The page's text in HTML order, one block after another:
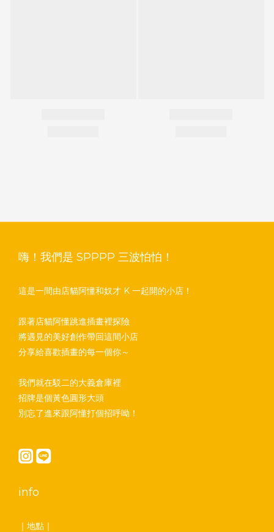
嗨！我們是 SPPPP 三波怕怕！
這是一間由店貓阿懂和奴才 K 一起開的小店！
跟著店貓阿懂跳進插畫裡探險
將遇見的美好創作帶回這間小店
分享給喜歡插畫的每一個你～
我們就在駁二的大義倉庫裡
招牌是個黃色圓形大頭
別忘了進來跟阿懂打個招呼呦！
info
｜地點｜